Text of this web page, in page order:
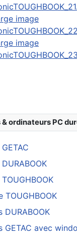
ordinateurs PC
TOUGHBOOK
GETAC avec
durcis DURABOOK